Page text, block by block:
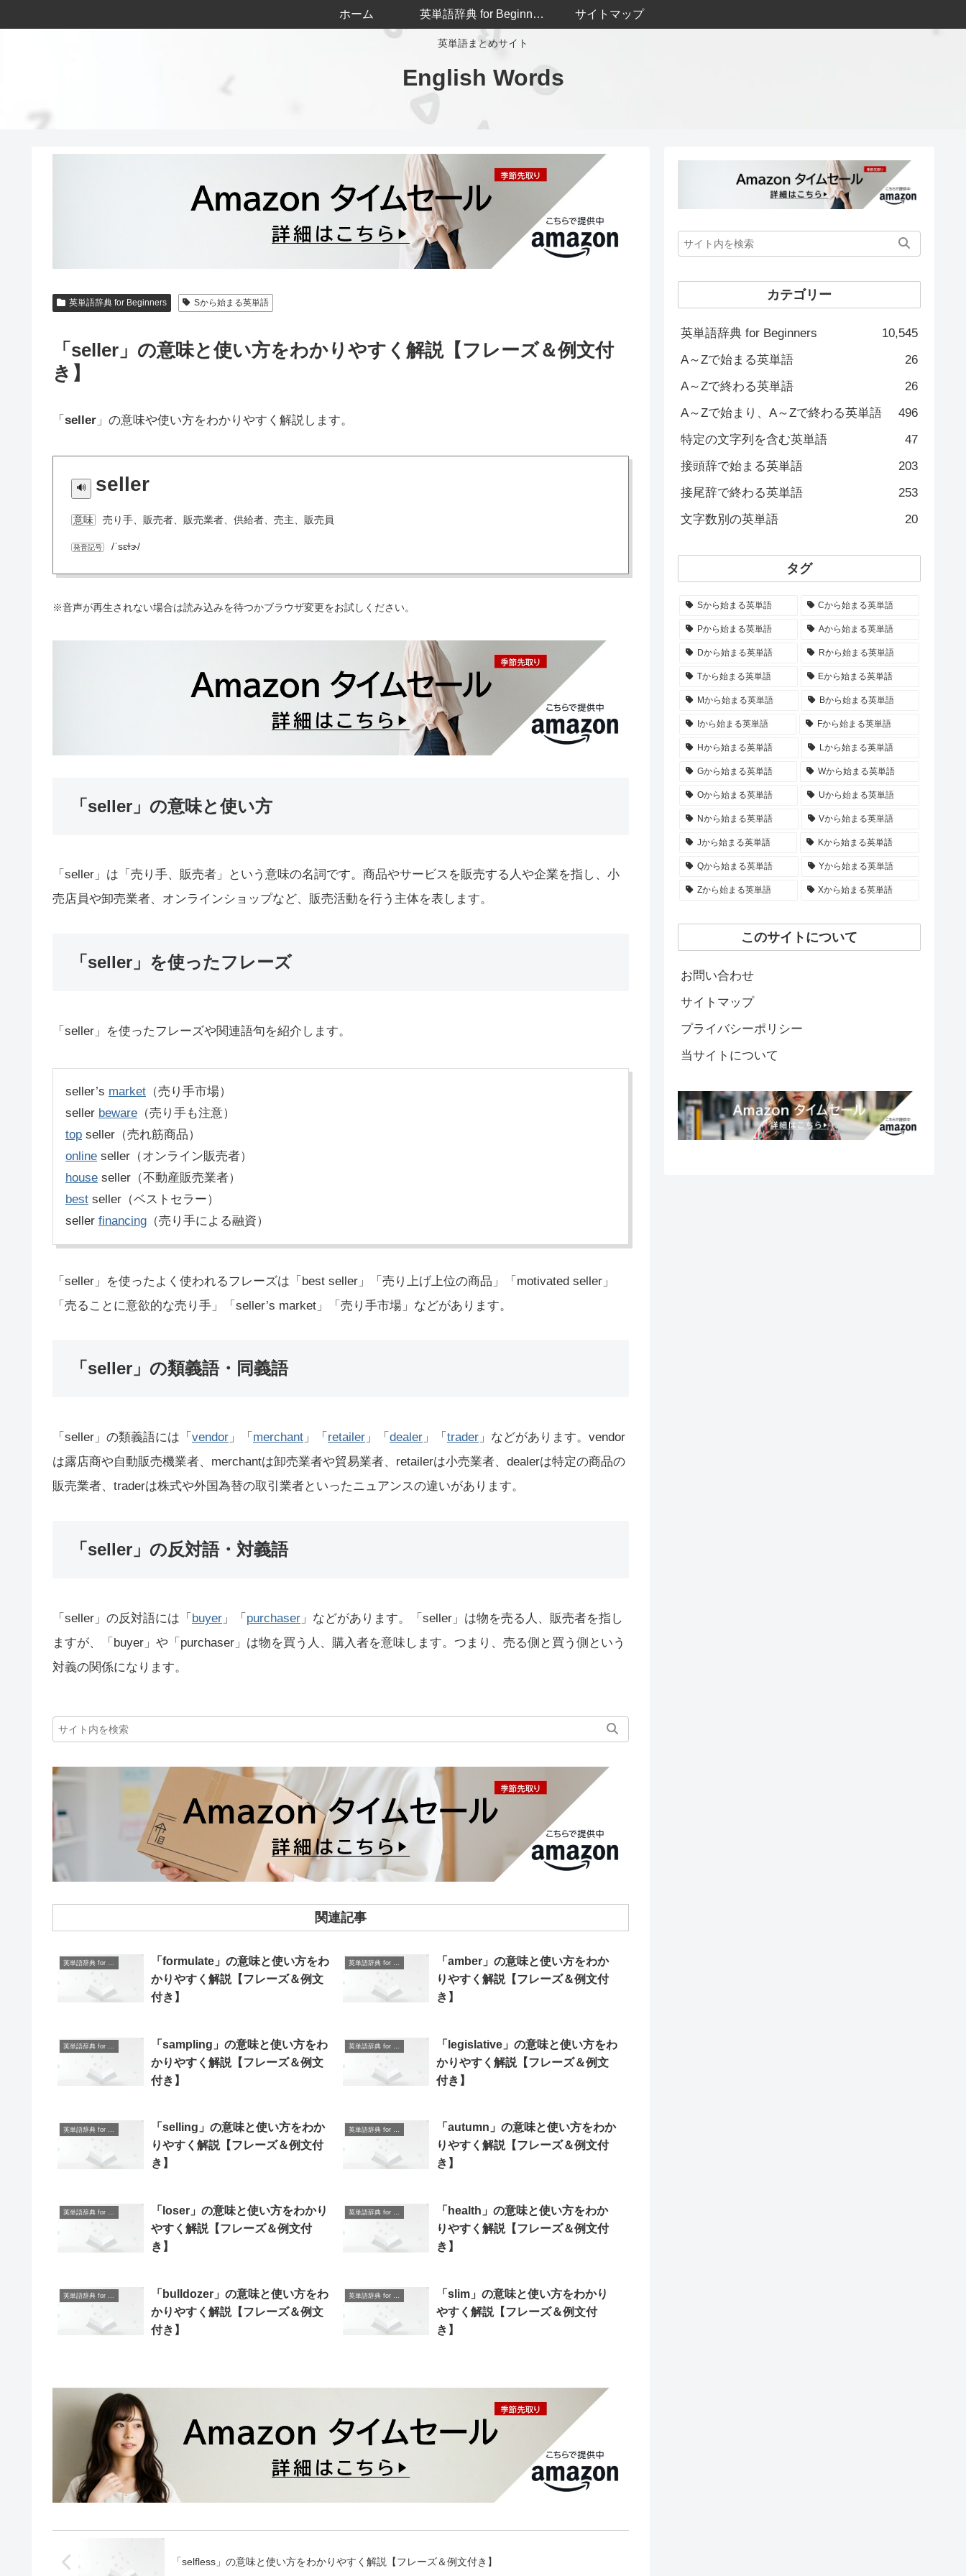
英単語まとめサイト
English Words
ホーム 英単語辞典 for Beginners サイトマップ
英単語辞典 for Beginners Sから始まる英単語
「seller」の意味と使い方をわかりやすく解説【フレーズ＆例文付
き】
「 seller 」の意味や使い方をわかりやすく解説します。
seller
意味 売り手、販売者、販売業者、供給者、売主、販売員
発音記号 /ˈsɛɫɝ/
※音声が再生されない場合は読み込みを待つかブラウザ変更をお試しください。
「seller」の意味と使い方
「seller」は「売り手、販売者」という意味の名詞です。商品やサービスを販売する人や企業を指し、小
売店員や卸売業者、オンラインショップなど、販売活動を行う主体を表します。
「seller」を使ったフレーズ
「seller」を使ったフレーズや関連語句を紹介します。
seller’s market （売り手市場）
seller beware （売り手も注意）
top seller（売れ筋商品）
online seller（オンライン販売者）
house seller（不動産販売業者）
best seller（ベストセラー）
seller financing （売り手による融資）
「seller」を使ったよく使われるフレーズは「best seller」「売り上げ上位の商品」「motivated seller」
「売ることに意欲的な売り手」「seller’s market」「売り手市場」などがあります。
「seller」の類義語・同義語
「seller」の類義語には「 vendor 」「 merchant 」「 retailer 」「 dealer 」「 trader 」などがあります。vendor
は露店商や自動販売機業者、merchantは卸売業者や貿易業者、retailerは小売業者、dealerは特定の商品の
販売業者、traderは株式や外国為替の取引業者といったニュアンスの違いがあります。
「seller」の反対語・対義語
「seller」の反対語には「 buyer 」「 purchaser 」などがあります。「seller」は物を売る人、販売者を指し
ますが、「buyer」や「purchaser」は物を買う人、購入者を意味します。つまり、売る側と買う側という
対義の関係になります。
関連記事
「formulate」の意味と使い方をわ
かりやすく解説【フレーズ＆例文
付き】
「amber」の意味と使い方をわか
りやすく解説【フレーズ＆例文付
き】
「sampling」の意味と使い方をわ
かりやすく解説【フレーズ＆例文
付き】
「legislative」の意味と使い方をわ
かりやすく解説【フレーズ＆例文
付き】
「selling」の意味と使い方をわか
りやすく解説【フレーズ＆例文付
き】
「autumn」の意味と使い方をわか
りやすく解説【フレーズ＆例文付
き】
英単語辞典 for Beginners
「loser」の意味と使い方をわかり
やすく解説【フレーズ＆例文付
き】
英単語辞典 for Beginners
「health」の意味と使い方をわか
りやすく解説【フレーズ＆例文付
き】
英単語辞典 for Beginners
「bulldozer」の意味と使い方をわ
かりやすく解説【フレーズ＆例文
付き】
英単語辞典 for Beginners
「slim」の意味と使い方をわかり
やすく解説【フレーズ＆例文付
き】
「selfless」の意味と使い方をわかりやすく解説【フレーズ＆例文付き】
カテゴリー
英単語辞典 for Beginners
10,545
A～Zで始まる英単語
26
A～Zで終わる英単語
26
A～Zで始まり、A～Zで終わる英単語
496
特定の文字列を含む英単語
47
接頭辞で始まる英単語
203
接尾辞で終わる英単語
253
文字数別の英単語
20
タグ
Sから始まる英単語 Cから始まる英単語
Pから始まる英単語 Aから始まる英単語
Dから始まる英単語 Rから始まる英単語
Tから始まる英単語 Eから始まる英単語
Mから始まる英単語 Bから始まる英単語
Iから始まる英単語 Fから始まる英単語
Hから始まる英単語 Lから始まる英単語
Gから始まる英単語 Wから始まる英単語
Oから始まる英単語 Uから始まる英単語
Nから始まる英単語 Vから始まる英単語
Jから始まる英単語 Kから始まる英単語
Qから始まる英単語 Yから始まる英単語
Zから始まる英単語 Xから始まる英単語
このサイトについて
お問い合わせ
サイトマップ
プライバシーポリシー
当サイトについて